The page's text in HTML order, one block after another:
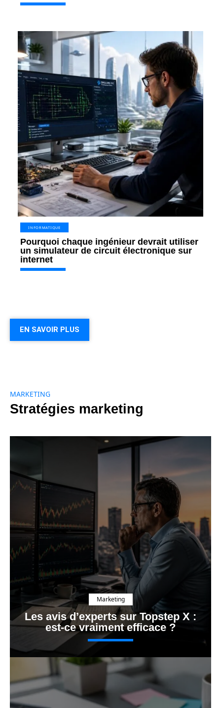
INFORMATIQUE
Pourquoi chaque ingénieur devrait utiliser
un simulateur de circuit électronique sur
internet
EN SAVOIR PLUS
MARKETING
Stratégies marketing
Marketing
Les avis d’experts sur Topstep X :
est-ce vraiment efficace ?